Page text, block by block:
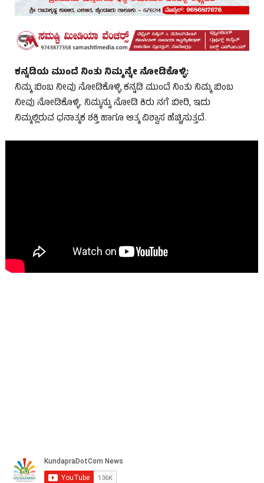
ಕನ್ನಡಿಯ ಮುಂದೆ ನಿಂತು ನಿಮ್ಮನ್ನೇ ನೋಡಿಕೊಳ್ಳಿ:
ನಿಮ್ಮ ಬಿಂಬ ನೀವು ನೋಡಿಕೊಳ್ಳಿ ಕನ್ನಡಿ ಮುಂದೆ ನಿಂತು ನಿಮ್ಮ ಬಿಂಬ
ನೀವು ನೋಡಿಕೊಳ್ಳಿ. ನಿಮ್ಮನ್ನು ನೋಡಿ ಕಿರು ನಗೆ ಬೀರಿ, ಇದು
ನಿಮ್ಮಲ್ಲಿರುವ ಧನಾತ್ಮಕ ಶಕ್ತಿ ಹಾಗೂ ಆತ್ಮ ವಿಶ್ವಾಸ ಹೆಚ್ಚಿಸುತ್ತದೆ.